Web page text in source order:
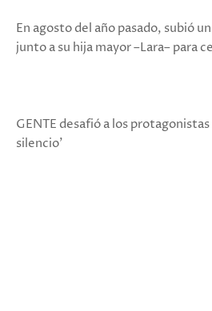
En agosto del año pasado, subió
junto a su hija mayor –Lara– para
GENTE desafió a los
silencio'